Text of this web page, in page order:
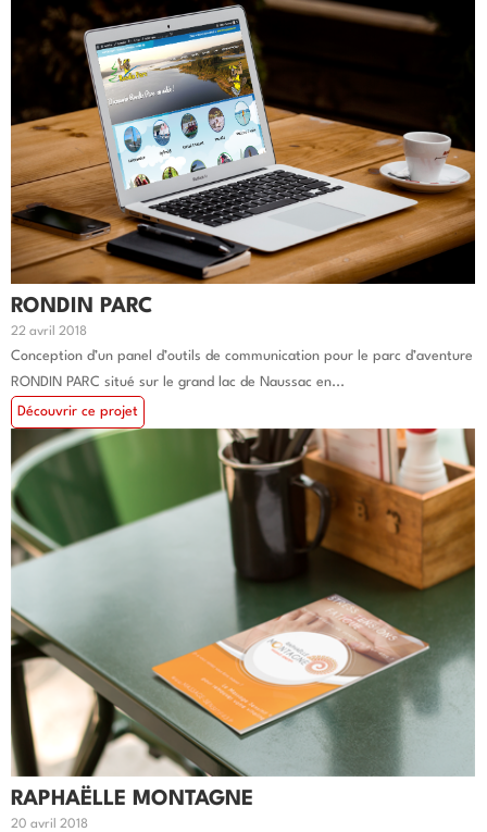
RONDIN PARC
22 avril 2018
Conception d’un panel d’outils de communication pour le parc d’aventure
RONDIN PARC situé sur le grand lac de Naussac en...
Découvrir ce projet
RAPHAËLLE MONTAGNE
20 avril 2018